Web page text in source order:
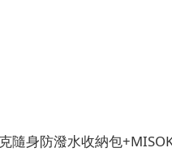
隨身防潑水收納包